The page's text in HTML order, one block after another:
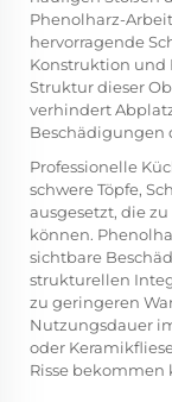
Phenolharz-
hervorragende
Konstruktion und
Struktur dieser
verhindert
Beschädigungen
Professionelle
schwere Töpfe,
ausgesetzt, die
können.
sichtbare
strukturellen
zu geringeren
Nutzungsdauer
oder
Risse bekommen